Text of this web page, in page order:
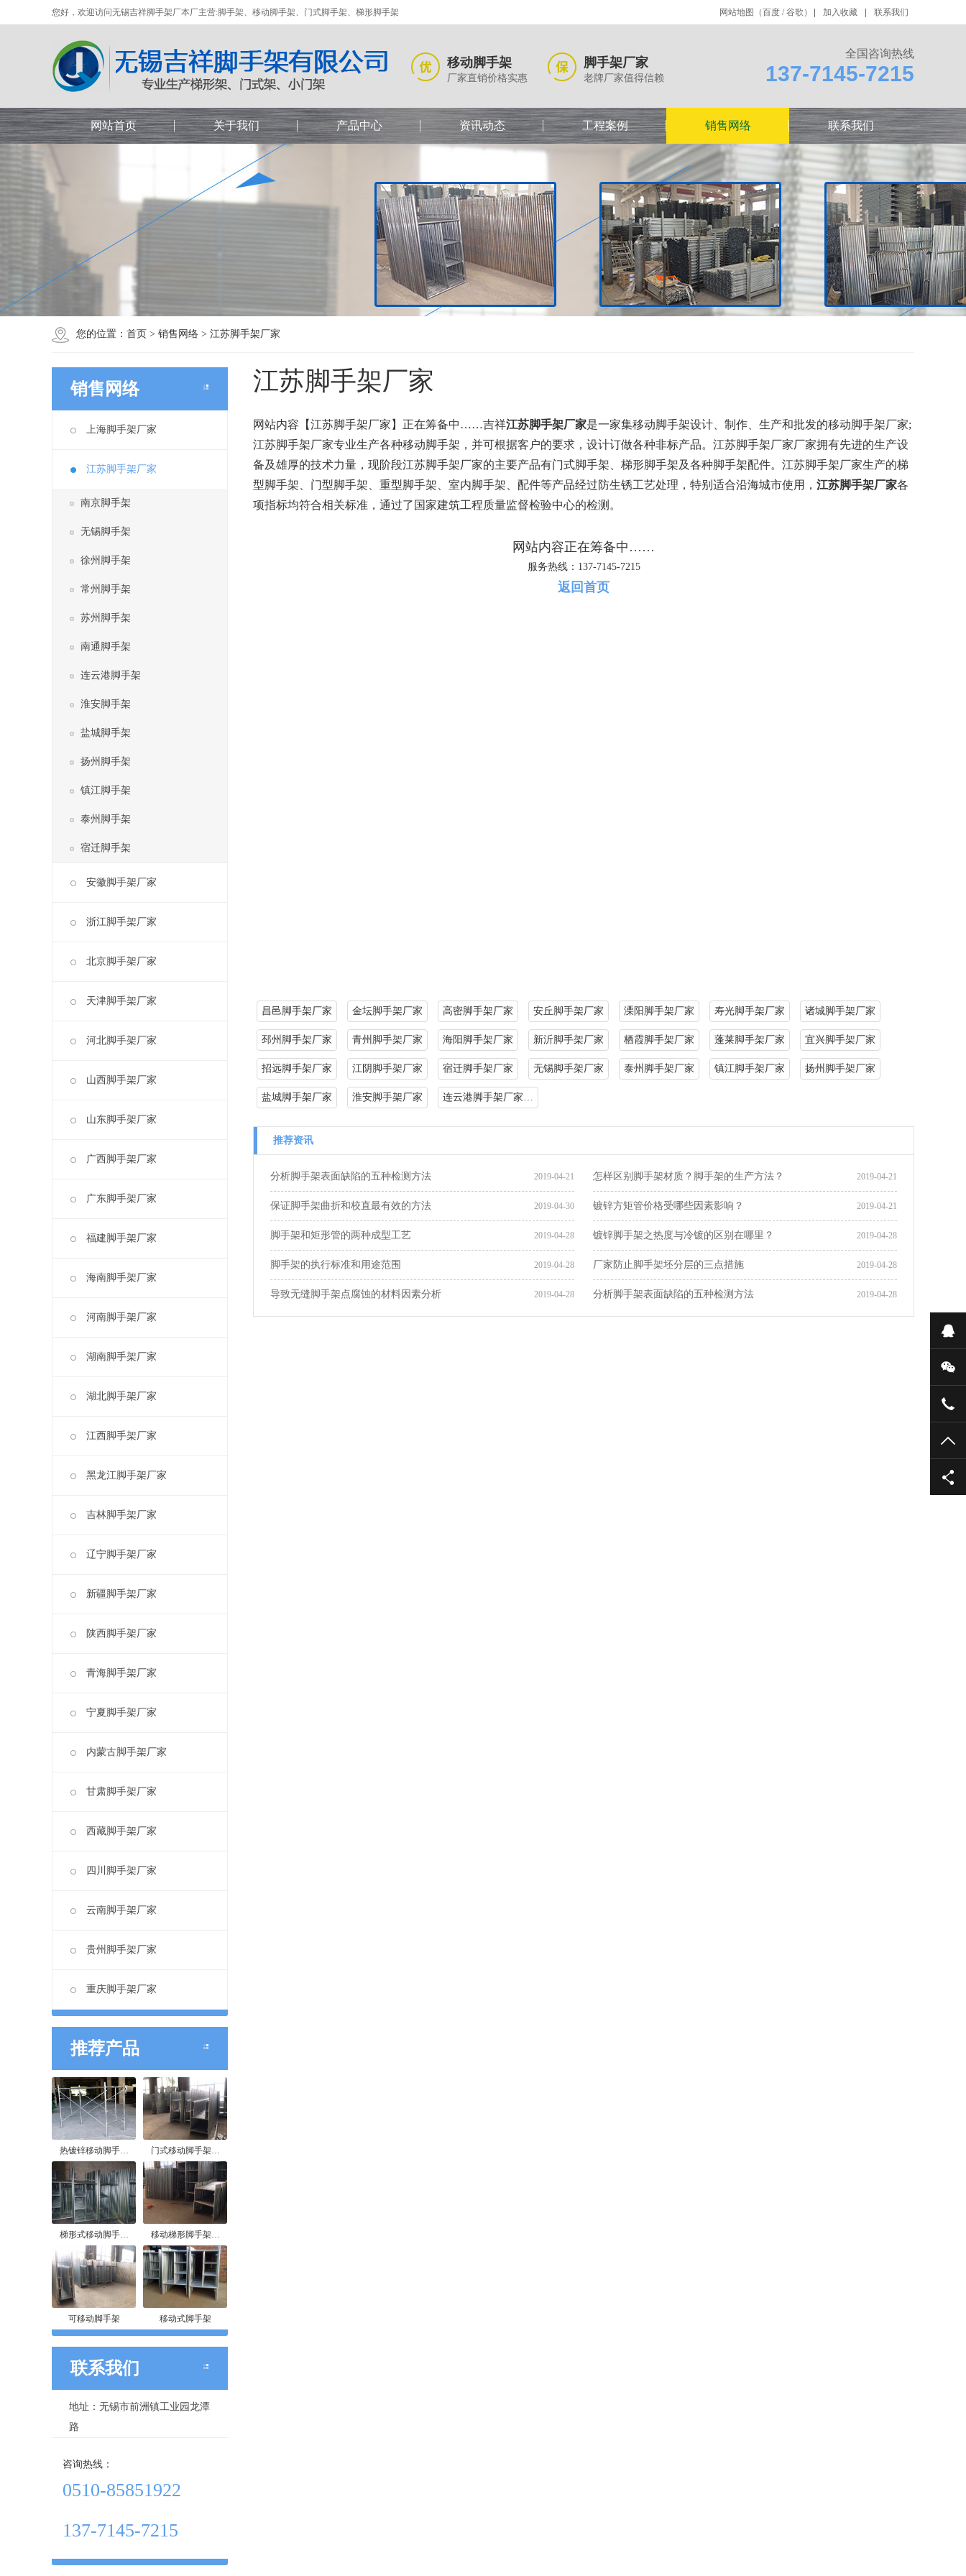
网站地图 （百度 /谷歌 ） 加入收藏 联系我们
您好，欢迎访问无锡吉祥脚手架厂本厂主营:脚手架、移动脚手架、门式脚手架、梯形脚手架
移动脚手架
厂家直销价格实惠
脚手架厂家
老牌厂家值得信赖
全国咨询热线
137-7145-7215
网站首页 关于我们 产品中心 资讯动态 工程案例 销售网络 联系我们
您的位置： 首页 > 销售网络 > 江苏脚手架厂家
销售网络
上海脚手架厂家
江苏脚手架厂家
南京脚手架
无锡脚手架
徐州脚手架
常州脚手架
苏州脚手架
南通脚手架
连云港脚手架
淮安脚手架
盐城脚手架
扬州脚手架
镇江脚手架
泰州脚手架
宿迁脚手架
安徽脚手架厂家
浙江脚手架厂家
北京脚手架厂家
天津脚手架厂家
河北脚手架厂家
山西脚手架厂家
山东脚手架厂家
广西脚手架厂家
广东脚手架厂家
福建脚手架厂家
海南脚手架厂家
河南脚手架厂家
湖南脚手架厂家
湖北脚手架厂家
江西脚手架厂家
黑龙江脚手架厂家
吉林脚手架厂家
辽宁脚手架厂家
新疆脚手架厂家
陕西脚手架厂家
青海脚手架厂家
宁夏脚手架厂家
内蒙古脚手架厂家
甘肃脚手架厂家
西藏脚手架厂家
四川脚手架厂家
云南脚手架厂家
贵州脚手架厂家
重庆脚手架厂家
推荐产品
热镀锌移动脚手… 门式移动脚手架…
梯形式移动脚手… 移动梯形脚手架…
可移动脚手架 移动式脚手架
联系我们
地址：无锡市前洲镇工业园龙潭
路
咨询热线：
0510-85851922
137-7145-7215
江苏脚手架厂家
网站内容【江苏脚手架厂家】正在筹备中……吉祥江苏脚手架厂家是一家集移动脚手架设计、制作、生产和批发的移动脚手架厂家;
江苏脚手架厂家专业生产各种移动脚手架，并可根据客户的要求，设计订做各种非标产品。江苏脚手架厂家厂家拥有先进的生产设
备及雄厚的技术力量，现阶段江苏脚手架厂家的主要产品有门式脚手架、梯形脚手架及各种脚手架配件。江苏脚手架厂家生产的梯
型脚手架、门型脚手架、重型脚手架、室内脚手架、配件等产品经过防生锈工艺处理，特别适合沿海城市使用， 江苏脚手架厂家各
项指标均符合相关标准，通过了国家建筑工程质量监督检验中心的检测。
网站内容正在筹备中……
服务热线：137-7145-7215
返回首页
昌邑脚手架厂家 金坛脚手架厂家 高密脚手架厂家 安丘脚手架厂家 溧阳脚手架厂家 寿光脚手架厂家 诸城脚手架厂家
邳州脚手架厂家 青州脚手架厂家 海阳脚手架厂家 新沂脚手架厂家 栖霞脚手架厂家 蓬莱脚手架厂家 宜兴脚手架厂家
招远脚手架厂家 江阴脚手架厂家 宿迁脚手架厂家 无锡脚手架厂家 泰州脚手架厂家 镇江脚手架厂家 扬州脚手架厂家
盐城脚手架厂家 淮安脚手架厂家 连云港脚手架厂家…
推荐资讯
2019-04-21
分析脚手架表面缺陷的五种检测方法 2019-04-21
怎样区别脚手架材质？脚手架的生产方法？
2019-04-30
保证脚手架曲折和校直最有效的方法 2019-04-21
镀锌方矩管价格受哪些因素影响？
2019-04-28
脚手架和矩形管的两种成型工艺 2019-04-28
镀锌脚手架之热度与冷镀的区别在哪里？
2019-04-28
脚手架的执行标准和用途范围 2019-04-28
厂家防止脚手架坯分层的三点措施
2019-04-28
导致无缝脚手架点腐蚀的材料因素分析 2019-04-28
分析脚手架表面缺陷的五种检测方法
在
微